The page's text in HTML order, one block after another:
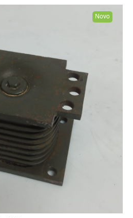
Novo